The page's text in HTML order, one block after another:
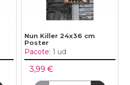
Nun Killer 24x36 cm
Poster
Pacote: 1 ud
3,99 €